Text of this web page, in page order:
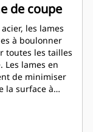
de coupe
les lames
à boulonner
toutes les tailles
de minimiser
la surface à